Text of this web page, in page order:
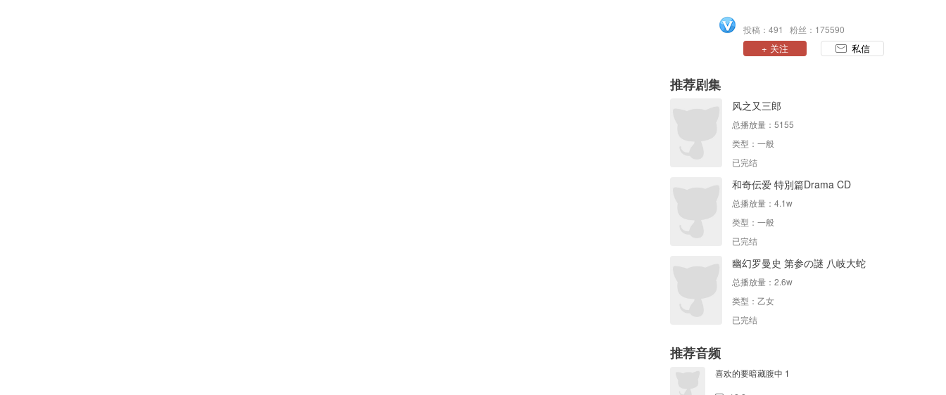
投稿：491 粉丝：175590
+ 关注 私信
推荐剧集
风之又三郎
总播放量： 5155
类型： 一般
已完结
和奇伝爱 特別篇Drama CD
总播放量： 4.1w
类型： 一般
已完结
幽幻罗曼史 第参の謎 八岐大蛇
总播放量： 2.6w
类型： 乙女
已完结
推荐音频
喜欢的要暗藏腹中 1